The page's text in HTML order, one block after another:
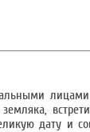
дату и